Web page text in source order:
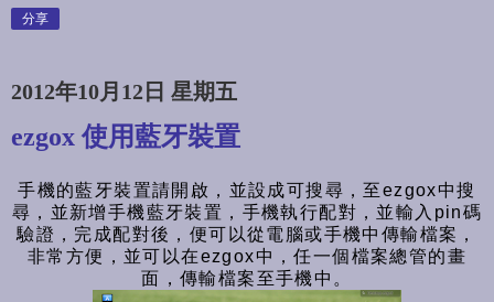
分享
2012年10月12日 星期五
ezgox 使用藍牙裝置
手機的藍牙裝置請開啟，並設成可搜尋，至ezgox中搜
尋，並新增手機藍牙裝置，手機執行配對，並輸入pin碼
驗證，完成配對後，便可以從電腦或手機中傳輸檔案，
非常方便，並可以在ezgox中，任一個檔案總管的畫
面，傳輸檔案至手機中。